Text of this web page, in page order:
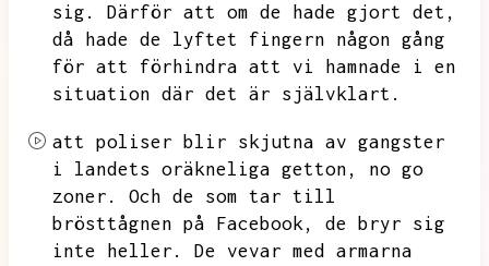
sig.
Därför att om de hade gjort det,
då hade de lyftet fingern någon gång
för att förhindra att vi hamnade i en
situation där det är självklart.
att poliser blir skjutna av gangster
i landets oräkneliga getton,
no go
zoner.
Och de som tar till
brösttågnen på Facebook,
de bryr sig
inte heller.
De vevar med armarna